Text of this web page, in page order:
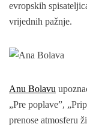
evropskih
vrijednih pažnje.
Anu Bolavu
„Pre poplave”,
prenose atmosferu